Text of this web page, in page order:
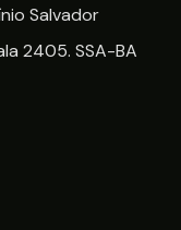
Salvador
2405. SSA-BA